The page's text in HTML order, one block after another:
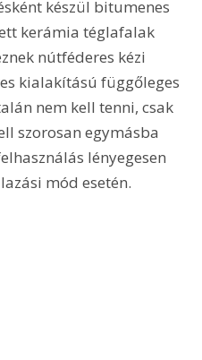
készül bitumenes
kerámia téglafalak
nútféderes kézi
kialakítású függőleges
nem kell tenni, csak
szorosan egymásba
lényegesen
mód esetén.